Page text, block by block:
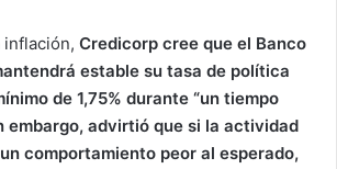
inflación, Credicorp cree que el Banco
estable su tasa de política
de 1,75% durante “un tiempo
embargo, advirtió que si la actividad
comportamiento peor al esperado,